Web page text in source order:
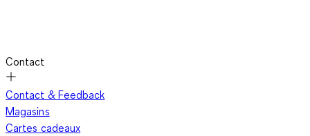
Contact
Contact & Feedback
Magasins
Cartes cadeaux